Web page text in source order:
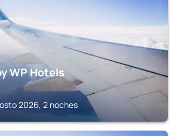
WP Hotels
2026, 2 noches